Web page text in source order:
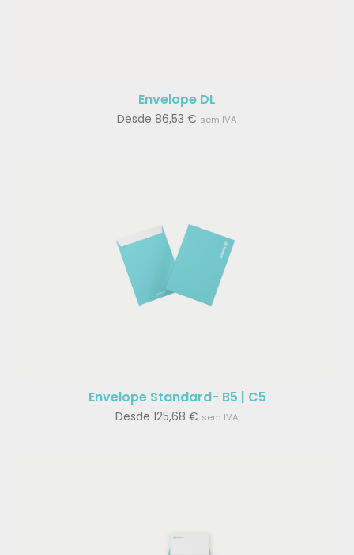
Envelope DL
Desde 86,53 € sem IVA
Envelope Standard- B5 | C5
Desde 125,68 € sem IVA